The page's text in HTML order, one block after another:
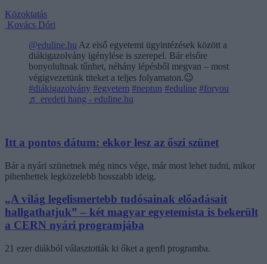
Közoktatás
Kovács Dóri
@eduline.hu Az első egyetemi ügyintézések között a
diákigazolvány igénylése is szerepel. Bár elsőre
bonyolultnak tűnhet, néhány lépésből megvan – most
végigvezetünk titeket a teljes folyamaton.😉
#diákigazolvány #egyetem #neptun #eduline #foryou
♬ eredeti hang - eduline.hu
Itt a pontos dátum: ekkor lesz az őszi szünet
Bár a nyári szünetnek még nincs vége, már most lehet tudni, mikor
pihenhettek legközelebb hosszabb ideig.
„A világ legelismertebb tudósainak előadásait
hallgathatjuk” – két magyar egyetemista is bekerült
a CERN nyári programjába
21 ezer diákból választották ki őket a genfi programba.